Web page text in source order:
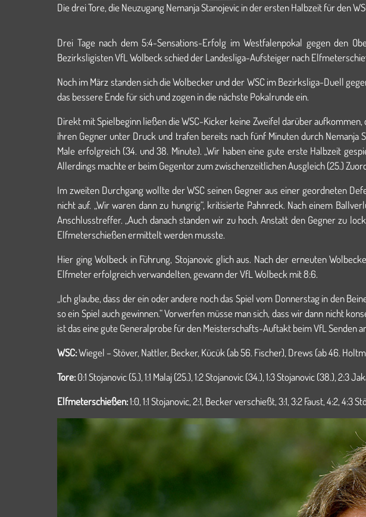
Die drei Tore, die Neuzugang Nemanja Stanojevic in der ersten Halbzeit für den
Drei Tage nach dem 5:4-Sensations-Erfolg im Westfalenpokal gegen den
Bezirksligisten VfL Wolbeck schied der Landesliga-Aufsteiger nach
Noch im März standen sich die Wolbecker und der WSC im Bezirksliga-Duell
das bessere Ende für sich und zogen in die nächste Pokalrunde ein.
Direkt mit Spielbeginn ließen die WSC-Kicker keine Zweifel darüber
ihren Gegner unter Druck und trafen bereits nach fünf Minuten durch Nemanja
Male erfolgreich (34. und 38. Minute). „Wir haben eine gute erste Halbzeit
Allerdings machte er beim Gegentor zum zwischenzeitlichen Ausgleich (25.)
Im zweiten Durchgang wollte der WSC seinen Gegner aus einer geordneten
nicht auf. „Wir waren dann zu hungrig“, kritisierte Pahnreck. Nach einem
Anschlusstreffer. „Auch danach standen wir zu hoch. Anstatt den Gegner zu
Elfmeterschießen ermittelt werden musste.
Hier ging Wolbeck in Führung, Stojanovic glich aus. Nach der erneuten
Elfmeter erfolgreich verwandelten, gewann der VfL Wolbeck mit 8:6.
„Ich glaube, dass der ein oder andere noch das Spiel vom Donnerstag in den
so ein Spiel auch gewinnen.“ Vorwerfen müsse man sich, dass wir dann nicht
ist das eine gute Generalprobe für den Meisterschafts-Auftakt beim VfL Senden
WSC:Wiegel – Stöver, Nattler, Becker, Kücük (ab 56. Fischer), Drews (ab 46.
Tore:0:1 Stojanovic (5.), 1:1 Malaj (25.), 1:2 Stojanovic (34.), 1:3 Stojanovic (38.), 2:3
Elfmeterschießen:1:0, 1:1 Stojanovic, 2:1, Becker verschießt, 3:1, 3:2 Faust, 4:2, 4:3